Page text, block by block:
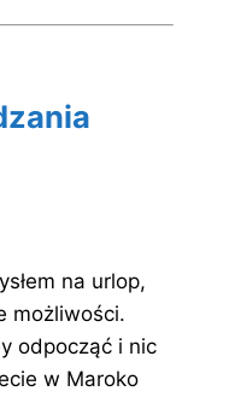
na urlop,
możliwości.
odpocząć i nic
w Maroko